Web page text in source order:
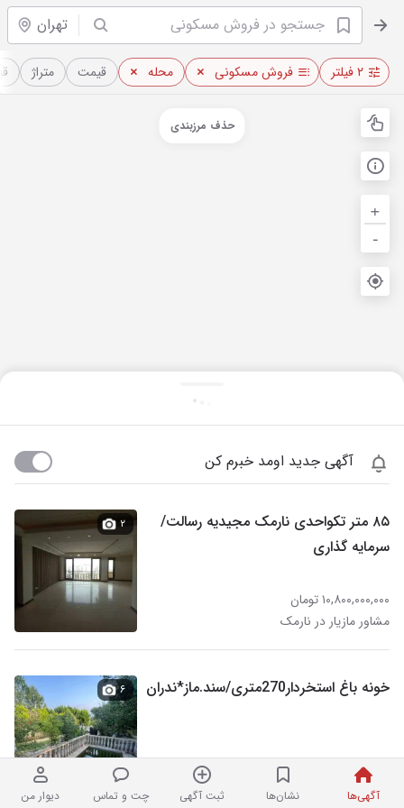
تهران
آگهی‌ها نشان‌ها ثبت آگهی چت و تماس دیوار من
۲ فیلتر فروش مسکونی محله قیمت متراژ
+
-
حذف مرزبندی
آگهی جدید اومد خبرم کن
۸۵ متر تکواحدی نارمک مجیدیه رسالت/
سرمایه گذاری
۱۰,۸۰۰,۰۰۰,۰۰۰ تومان
مشاور مازیار در نارمک
۲
خونه باغ استخردار270متری/سند.ماز*ندران
۶,۸۰۰,۰۰۰,۰۰۰ تومان
نردبان شده
سینا وحدت در نارمک
۶